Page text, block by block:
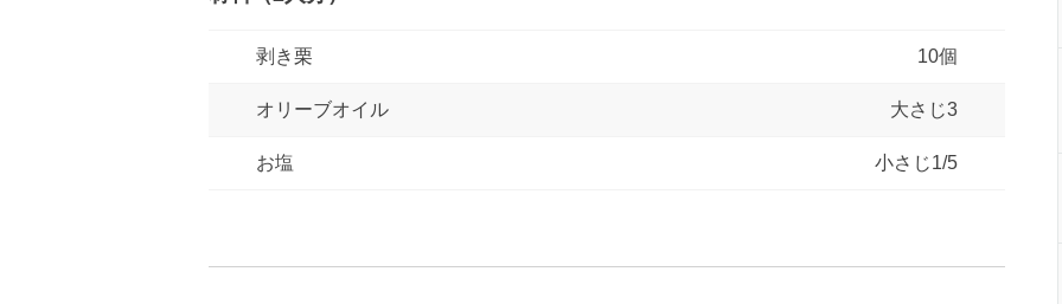
剥き栗 10個
オリーブオイル 大さじ3
お塩 小さじ1/5